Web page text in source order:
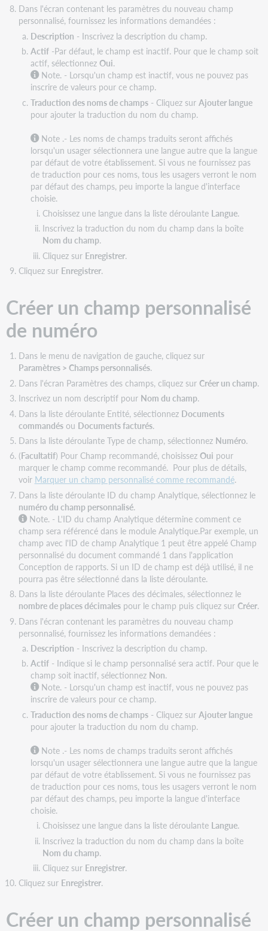
Dans l'écran contenant les paramètres du nouveau champ
personnalisé, fournissez les informations demandées :
Description - Inscrivez la description du champ.
Actif-Par défaut, le champ est inactif. Pour que le champ soit
actif, sélectionnez Oui.
Note. - Lorsqu'un champ est inactif, vous ne pouvez pas
inscrire de valeurs pour ce champ.
Traduction des noms de champs- Cliquez sur Ajouter langue
pour ajouter la traduction du nom du champ.
Note.- Les noms de champs traduits seront affichés
lorsqu'un usager sélectionnera une langue autre que la langue
par défaut de votre établissement. Si vous ne fournissez pas
de traduction pour ces noms, tous les usagers verront le nom
par défaut des champs, peu importe la langue d'interface
choisie.
Choisissez une langue dans la liste déroulante Langue.
Inscrivez la traduction du nom du champ dans la boîte
Nom du champ.
Cliquez sur Enregistrer.
Cliquez sur Enregistrer.
Créer un champ personnalisé
de numéro
Dans le menu de navigation de gauche, cliquez sur
Paramètres > Champs personnalisés.
Dans l'écran Paramètres des champs, cliquez sur Créer un champ.
Inscrivez un nom descriptif pour Nom du champ.
Dans la liste déroulante Entité, sélectionnez Documents
commandésou Documents facturés.
Dans la liste déroulante Type de champ, sélectionnez Numéro.
(Facultatif) Pour Champ recommandé, choisissez Oui pour
marquer le champ comme recommandé. Pour plus de détails,
voir Marquer un champ personnalisé comme recommandé.
Dans la liste déroulante ID du champ Analytique, sélectionnez le
numéro du champ personnalisé.
Note. - L'ID du champ Analytique détermine comment ce
champ sera référencé dans le module Analytique.Par exemple, un
champ avec l'ID de champ Analytique 1 peut être appelé Champ
personnalisé du document commandé 1 dans l'application
Conception de rapports. Si un ID de champ est déjà utilisé, il ne
pourra pas être sélectionné dans la liste déroulante.
Dans la liste déroulante Places des décimales, sélectionnez le
nombre de places décimalespour le champ puis cliquez sur Créer.
Dans l'écran contenant les paramètres du nouveau champ
personnalisé, fournissez les informations demandées :
Description - Inscrivez la description du champ.
Actif- Indique si le champ personnalisé sera actif. Pour que le
champ soit inactif, sélectionnez Non.
Note. - Lorsqu'un champ est inactif, vous ne pouvez pas
inscrire de valeurs pour ce champ.
Traduction des noms de champs- Cliquez sur Ajouter langue
pour ajouter la traduction du nom du champ.
Note.- Les noms de champs traduits seront affichés
lorsqu'un usager sélectionnera une langue autre que la langue
par défaut de votre établissement. Si vous ne fournissez pas
de traduction pour ces noms, tous les usagers verront le nom
par défaut des champs, peu importe la langue d'interface
choisie.
Choisissez une langue dans la liste déroulante Langue.
Inscrivez la traduction du nom du champ dans la boîte
Nom du champ.
Cliquez sur Enregistrer.
Cliquez sur Enregistrer.
Créer un champ personnalisé